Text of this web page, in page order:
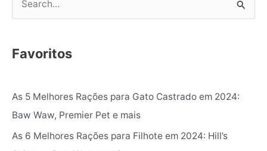
i
s
a
Favoritos
As 5 Melhores Rações para Gato Castrado em 2024:
Baw Waw, Premier Pet e mais
As 6 Melhores Rações para Filhote em 2024: Hill’s